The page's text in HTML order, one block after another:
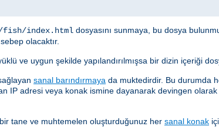
fish/index.html dosyasını sunmaya, bu dosya
olacaktır.
ve uygun şekilde yapılandırılmışsa bir dizin içeriği
sanal barındırmaya da muktedirdir. Bu durumda
IP adresi veya konak ismine dayanarak devingen olarak
tane ve muhtemelen oluşturduğunuz her sanal konak